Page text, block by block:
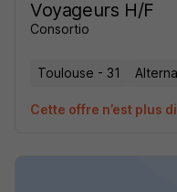
Voyageurs H/F
Consortio
Toulouse - 31
Cette offre n’est plus